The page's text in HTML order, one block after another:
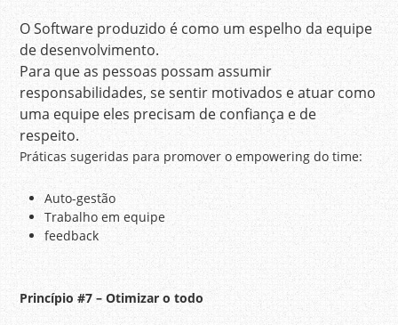
O Software produzido é como um espelho da equipe
de desenvolvimento.
Para que as pessoas possam assumir
responsabilidades, se sentir motivados e atuar como
uma equipe eles precisam de confiança e de
respeito.
Práticas sugeridas para promover o empowering do time:
Auto-gestão
Trabalho em equipe
feedback
Princípio#7 – Otimizar o todo